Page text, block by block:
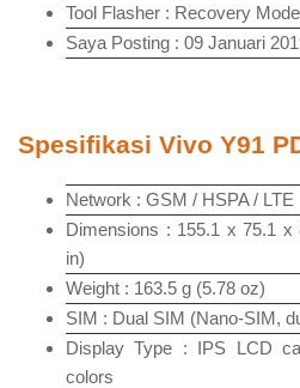
Tool Flasher : Recovery
Saya Posting : 09 Januari
Spesifikasi Vivo Y91
Network : GSM / HSPA / LTE
Dimensions : 155.1 x 75.1
in)
Weight : 163.5 g (5.78 oz)
SIM : Dual SIM (Nano-SIM,
Display Type : IPS LCD
colors